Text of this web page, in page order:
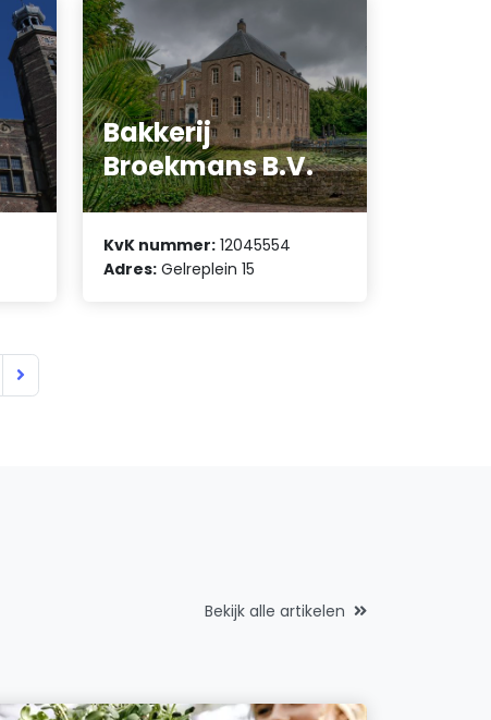
Bakkerij
Broekmans B.V.
KvK nummer: 12045554
Adres: Gelreplein 15
Bekijk alle artikelen